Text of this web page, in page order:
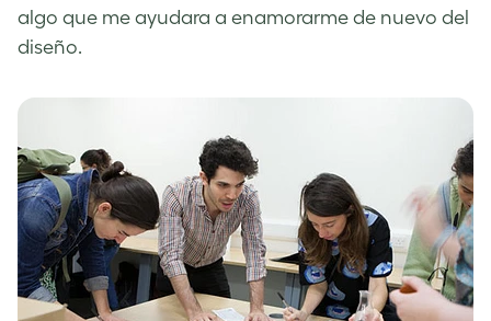
algo que me ayudara a enamorarme de nuevo del
diseño.